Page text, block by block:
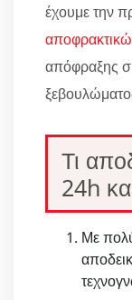
έχουμε την
απόφραξης
Τι
24h
Με